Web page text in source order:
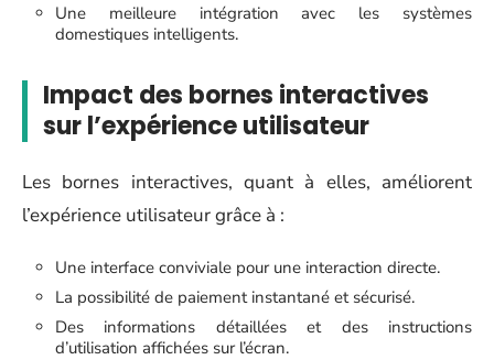
Une meilleure intégration avec les systèmes
domestiques intelligents.
Impact des bornes interactives
sur l’expérience utilisateur
Les bornes interactives, quant à elles, améliorent
l’expérience utilisateur grâce à :
Une interface conviviale pour une interaction directe.
La possibilité de paiement instantané et sécurisé.
Des informations détaillées et des instructions
d’utilisation affichées sur l’écran.